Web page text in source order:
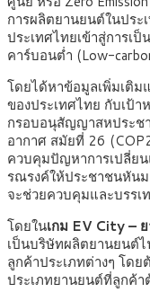
การผลิตยานยนต์ในประ
ประเทศไทยเข้าสู่การเป็
คาร์บอนต่ำ (Low-
โดยได้หาข้อมูลเพิ่มเติม
ของประเทศไทย กับเป้
กรอบอนุสัญญาสหประช
อากาศ สมัยที่ 26
ควบคุมปัญหาการเปลี่ยน
รณรงค์ให้ประชาชนหัน
จะช่วยควบคุมและบรร
โดยในเกม EV City –
เป็นบริษัทผลิตยานยนต์
ลูกค้าประเภทต่างๆ โด
ประเภทยานยนต์ที่ลูกค้า